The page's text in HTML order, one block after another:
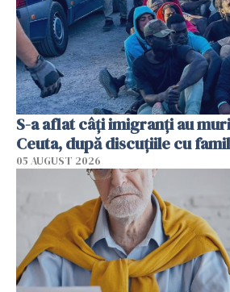
S-a aflat câți imigranți au
Ceuta, după discuțiile cu
05 AUGUST 2026